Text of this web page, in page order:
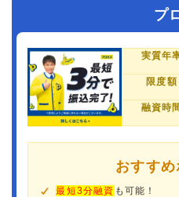
プ
実質年
限度額
融資時
おすすめ
最短3分融資 も可能！